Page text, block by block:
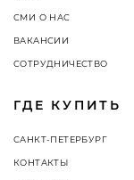
СМИ О НАС
ВАКАНСИИ
СОТРУДНИЧЕСТВО
ГДЕ КУПИТЬ
САНКТ-ПЕТЕРБУРГ
КОНТАКТЫ